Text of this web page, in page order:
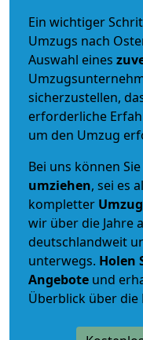
Ein wichtiger
Umzugs nach
Auswahl eines
sicherzustellen,
erforderliche
um den Umzug
Bei uns können Sie
umziehen, sei es
kompletter Umzug
wir über die Jahre
deutschlandweit
unterwegs. Holen
Angebote und
Überblick über